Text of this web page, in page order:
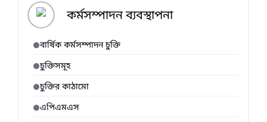
কর্মসম্পাদন ব্যবস্থাপনা
বার্ষিক কর্মসম্পাদন চুক্তি
চুক্তিসমূহ
চুক্তির কাঠামো
এপিএমএস